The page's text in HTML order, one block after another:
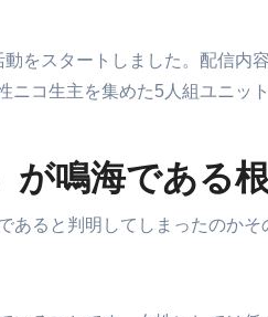
をスタートしました。配信
コ生主を集めた5人組ユニッ
が鳴海である
ると判明してしまったのか